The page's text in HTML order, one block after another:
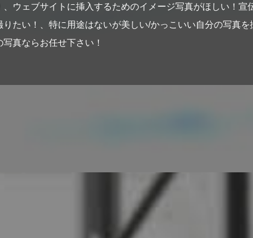
ウェブサイトに挿入するためのイメージ写真がほしい！
たい！、特に用途はないが美しい/かっこいい自分の写真
真ならお任せ下さい！